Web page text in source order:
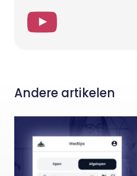
Andere artikelen